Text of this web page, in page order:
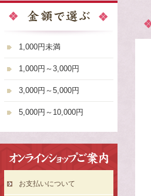
1,000円未満
1,000円～3,000円
3,000円～5,000円
5,000円～10,000円
お支払いについて